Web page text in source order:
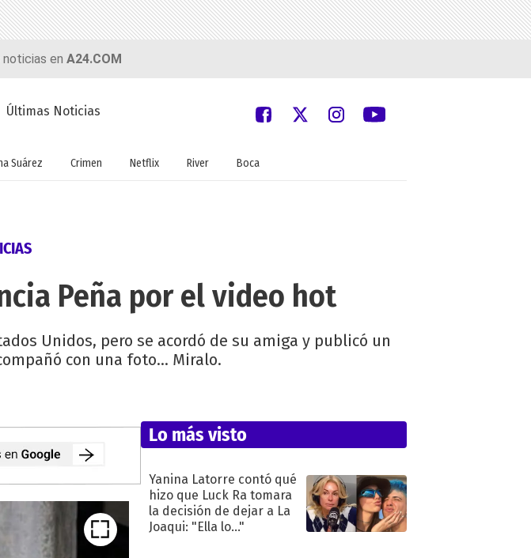
en A24.COM
Últimas Noticias
Suárez Crimen Netflix River Boca
Peña por el video hot
Unidos, pero se acordó de su amiga y publicó un
con una foto... Miralo.
Lo más visto
Yanina Latorre contó qué
hizo que Luck Ra tomara
la decisión de dejar a La
Joaqui: "Ella lo..."